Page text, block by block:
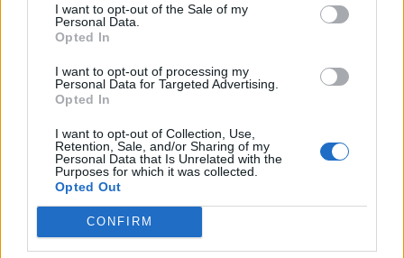
I want to opt-out of the Sale of my
Personal Data.
Opted In
I want to opt-out of processing my
Personal Data for Targeted Advertising.
Opted In
I want to opt-out of Collection, Use,
Retention, Sale, and/or Sharing of my
Personal Data that Is Unrelated with the
Purposes for which it was collected.
Opted Out
CONFIRM
Πιο συγκεκριμένα, δυο μόλις ημέρες πριν το
δημοψήφισμα (3/7/15) όλες οι έρευνες έδειχναν
ότι το ΝΑΙ προηγείτο του ΟΧΙ. Το αποτέλεσμα
ήταν το ΝΑΙ να λάβει 38,69% και το ΟΧΙ 61,31%.
Αντίστοιχα, πέντε ημέρες πριν τις εκλογές
(15/9/15) έδειχναν τον ΣΥΡΙΖΑ με 29,5% και τη
Ν.Δ. με 30% και δυο ημέρες πριν τις εκλογές
(18/9/15) ο ΣΥΡΙΖΑ εμφανιζόταν με 28,5% και η
Ν.Δ. με 26%, ή ο ΣΥΡΙΖΑ με 31,7% και η Ν.Δ. με
31,2%, δηλ. ντέρμπι στο νήμα, ενώ οι ΑΝΕΛ